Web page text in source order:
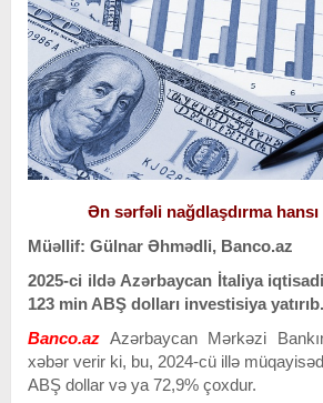
Ən sərfəli nağdlaşdırma hansı
Müəllif: Gülnar Əhmədli, Banco.az
2025-ci ildə Azərbaycan İtaliya
123 min ABŞ dolları investisiya yatırıb.
Banco.azAzərbaycan Mərkəzi
xəbər verir ki, bu, 2024-cü illə
ABŞ dollar və ya 72,9% çoxdur.